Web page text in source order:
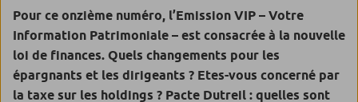
Pour ce onzième numéro, l’Emission VIP – Votre
Information Patrimoniale – est consacrée à la nouvelle
loi de finances. Quels changements pour les
épargnants et les dirigeants ? Etes-vous concerné par
la taxe sur les holdings ? Pacte Dutreil : quelles sont